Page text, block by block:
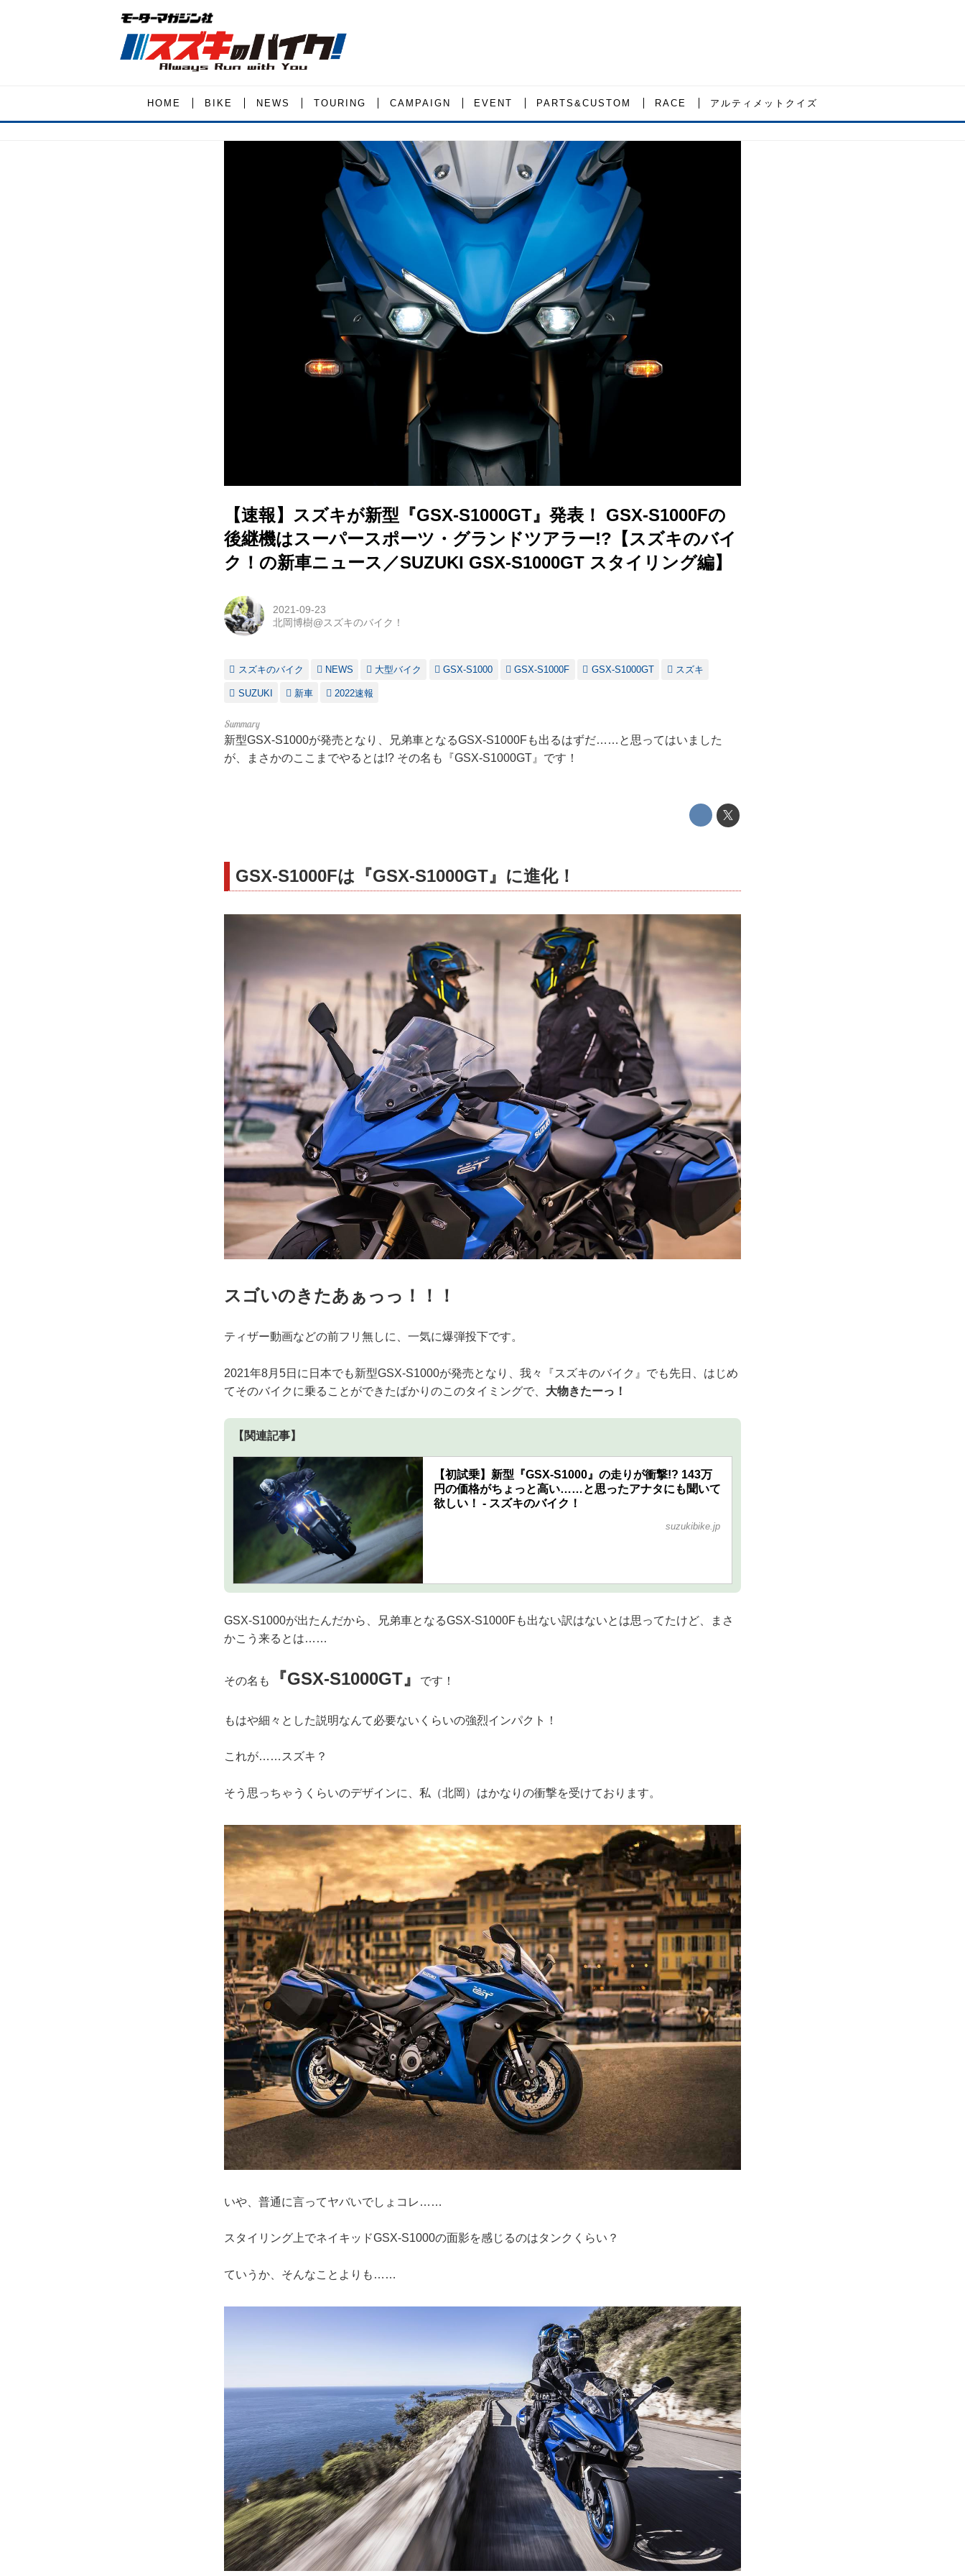
HOME BIKE NEWS TOURING CAMPAIGN EVENT PARTS&CUSTOM RACE アルティメットクイズ
【速報】スズキが新型『GSX-S1000GT』発表！ GSX-S1000Fの
後継機はスーパースポーツ・グランドツアラー!?【スズキのバイ
ク！の新車ニュース／SUZUKI GSX-S1000GT スタイリング編】
2021-09-23
北岡博樹@スズキのバイク！
スズキのバイク NEWS 大型バイク GSX-S1000 GSX-S1000F GSX-S1000GT スズキ
SUZUKI 新車 2022速報
新型GSX-S1000が発売となり、兄弟車となるGSX-S1000Fも出るはずだ……と思ってはいました
が、まさかのここまでやるとは!? その名も『GSX-S1000GT』です！
GSX-S1000Fは『GSX-S1000GT』に進化！
スゴいのきたあぁっっ！！！
ティザー動画などの前フリ無しに、一気に爆弾投下です。
2021年8月5日に日本でも新型GSX-S1000が発売となり、我々『スズキのバイク』でも先日、はじめ
てそのバイクに乗ることができたばかりのこのタイミングで、 大物きたーっ！
【関連記事】
【初試乗】新型『GSX-S1000』の走りが衝撃!? 143万
円の価格がちょっと高い……と思ったアナタにも聞いて
欲しい！ - スズキのバイク！
suzukibike.jp
GSX-S1000が出たんだから、兄弟車となるGSX-S1000Fも出ない訳はないとは思ってたけど、まさ
かこう来るとは……
その名も 『GSX-S1000GT』 です！
もはや細々とした説明なんて必要ないくらいの強烈インパクト！
これが……スズキ？
そう思っちゃうくらいのデザインに、私（北岡）はかなりの衝撃を受けております。
いや、普通に言ってヤバいでしょコレ……
スタイリング上でネイキッドGSX-S1000の面影を感じるのはタンクくらい？
ていうか、そんなことよりも……